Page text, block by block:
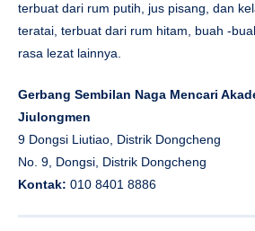
terbuat dari rum putih, jus pisang, dan
teratai, terbuat dari rum hitam, buah -
rasa lezat lainnya.
Gerbang Sembilan Naga Mencari
Jiulongmen
9 Dongsi Liutiao, Distrik Dongcheng
No. 9, Dongsi, Distrik Dongcheng
Kontak: 010 8401 8886